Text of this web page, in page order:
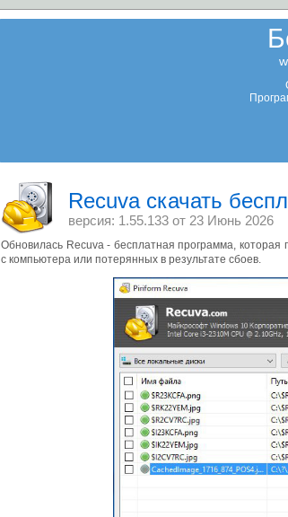
Recuva скачать
версия: 1.55.133 от 23 Июнь 2026
Обновилась Recuva - бесплатная программа,
с компьютера или потерянных в результате сбоев.